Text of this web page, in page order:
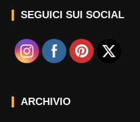
SEGUICI SUI SOCIAL
ARCHIVIO